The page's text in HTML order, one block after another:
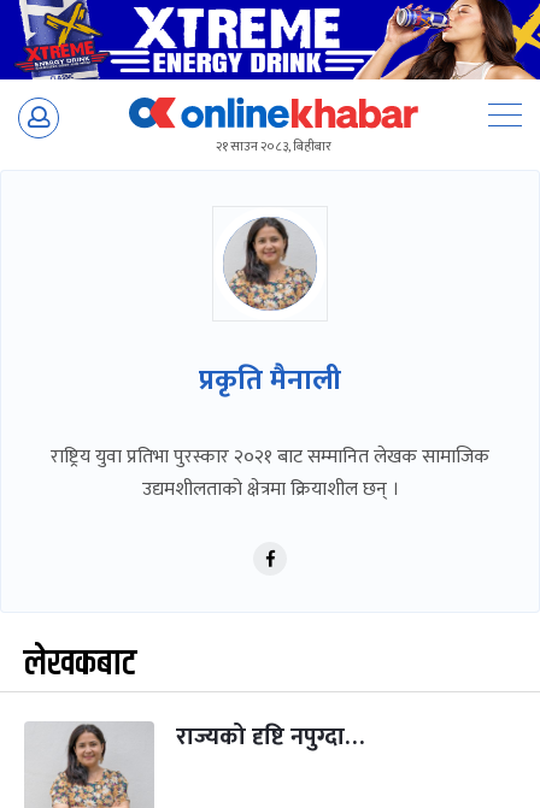
Skip
२१ साउन २०८३, बिहीबार
प्रकृति मैनाली
राष्ट्रिय युवा प्रतिभा पुरस्कार २०२१ बाट सम्मानित लेखक सामाजिक
उद्यमशीलताको क्षेत्रमा क्रियाशील छन् ।
लेखकबाट
राज्यको दृष्टि नपुग्दा…